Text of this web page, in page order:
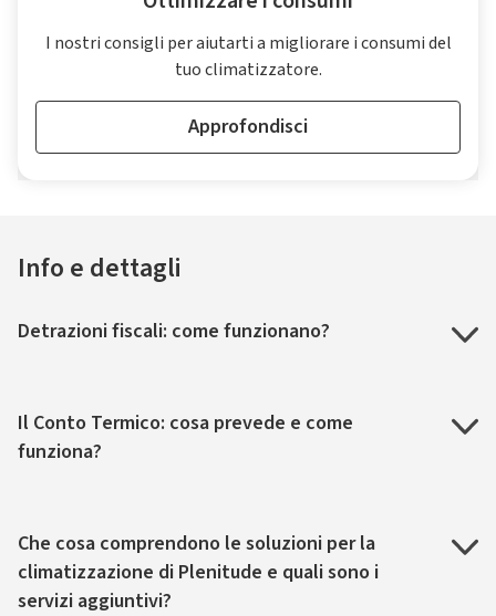
I nostri consigli per aiutarti a migliorare i consumi del
tuo climatizzatore.
Approfondisci
Info e dettagli
Detrazioni fiscali: come funzionano?
Il Conto Termico: cosa prevede e come
funziona?
Che cosa comprendono le soluzioni per la
climatizzazione di Plenitude e quali sono i
servizi aggiuntivi?